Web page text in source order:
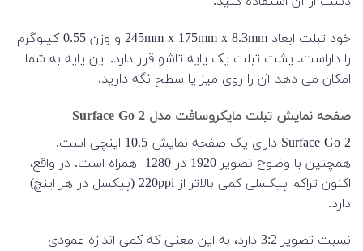
خود تبلت ابعاد 245mm x 175mm x 8.3mm و وزن 0.55 کیلوگرم
را داراست. پشت تبلت یک پایه تاشو قرار دارد. این پایه به شما
امکان می دهد آن را روی میز یا سطح نگه دارید.
صفحه نمایش تبلت مایکروسافت مدل Surface Go 2
Surface Go 2 دارای یک صفحه نمایش 10.5 اینچی است.
همچنین با وضوح تصویر 1920 در 1280 همراه است. در واقع،
اکنون تراکم پیکسلی کمی بالاتر از 220ppi (پیکسل در هر اینچ)
دارد.
نسبت تصویر 3:2 دارد، به این معنی که کمی اندازه عمودی